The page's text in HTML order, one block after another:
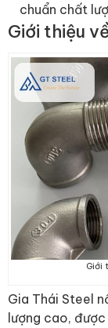
chuẩn chất
Giới thiệu
Giới
Gia Thái Steel
lượng cao,